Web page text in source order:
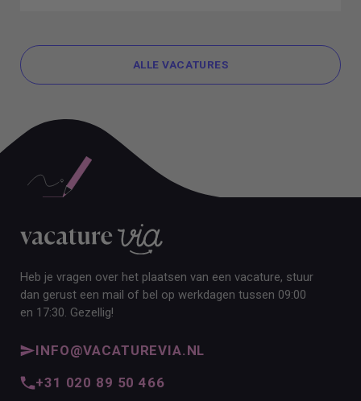
ALLE VACATURES
Heb je vragen over het plaatsen van een vacature, stuur
dan gerust een mail of bel op werkdagen tussen 09:00
en 17:30. Gezellig!
INFO@VACATUREVIA.NL
+31 020 89 50 466